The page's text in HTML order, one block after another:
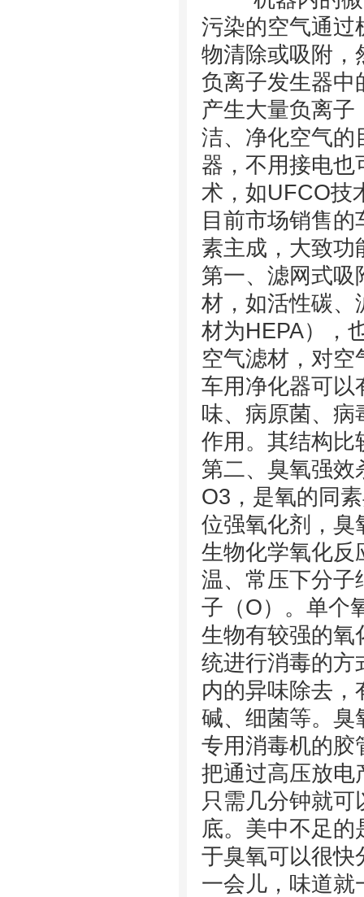
污染的空气通过
物清除或吸附，
负离子发生器中
产生大量负离
洁、净化空气的
器，不用接电也
术，如UFCO技
目前市场销售
素主成，大致功
第一、滤网式吸
材，如活性碳、
材为HEPA），
空气滤材，对
车用净化器可以
味、病原菌、病
作用。其结构比
第二、臭氧强效
O3，是氧的同
位强氧化剂，臭
生物化学氧化反
温、常压下分子
子（O）。单个
生物有较强的氧
统进行消毒的方
内的异味除去
碱、细菌等。臭
专用消毒机的胶
把通过高压放电
只需几分钟就
底。美中不足
于臭氧可以很快
一会儿，味道就